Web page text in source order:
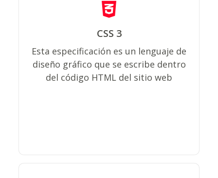
CSS 3
Esta especificación es un lenguaje de
diseño gráfico que se escribe dentro
del código HTML del sitio web
Permite crear páginas de una manera
más exacta y aplicarles estilos
(colores, márgenes, formas, tipos de
letras, etc.) por lo que se tiene mayor
control de los resultados finales.